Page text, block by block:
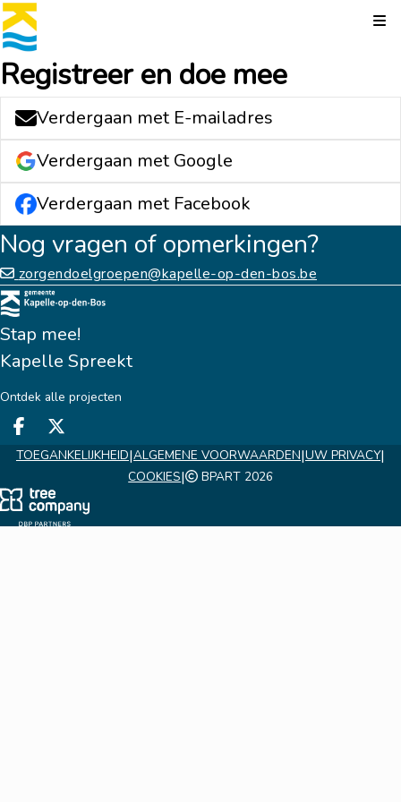
Registreer en doe mee
Verdergaan met E-mailadres
Verdergaan met Google
Verdergaan met Facebook
Nog vragen of opmerkingen?
zorgendoelgroepen@kapelle-op-den-bos.be
Stap mee!
Kapelle Spreekt
Ontdek alle projecten
Deel op facebook
Deel op X
TOEGANKELIJKHEID|ALGEMENE VOORWAARDEN|UW PRIVACY|
COOKIES| BPART 2026